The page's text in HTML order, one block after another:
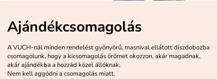
Ajándékcsomagolás
A VUCH-nál minden rendelést gyönyörű, masnival ellátott díszdobozba
csomagolunk, hogy a kicsomagolás örömet okozzon, akár magadnak,
akár ajándékba a hozzád közel állóknak.
Nem kell aggódni a csomagolás miatt.